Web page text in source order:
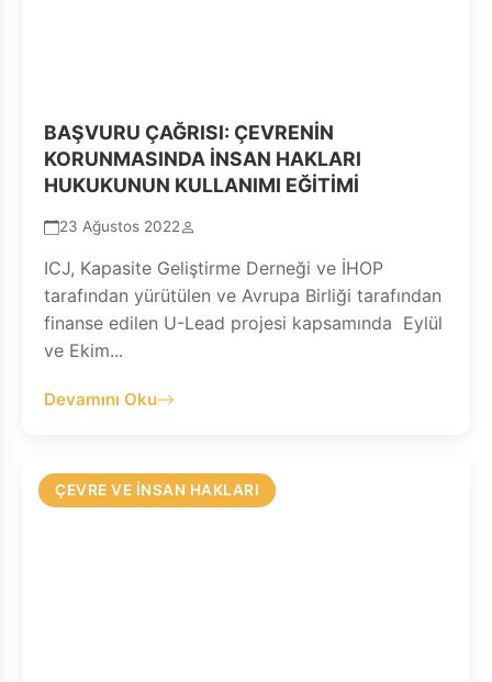
BAŞVURU ÇAĞRISI: ÇEVRENİN
KORUNMASINDA İNSAN HAKLARI
HUKUKUNUN KULLANIMI EĞİTİMİ
23 Ağustos 2022
ICJ, Kapasite Geliştirme Derneği ve İHOP
tarafından yürütülen ve Avrupa Birliği tarafından
finanse edilen U-Lead projesi kapsamında Eylül
ve Ekim...
Devamını Oku
ÇEVRE VE İNSAN HAKLARI